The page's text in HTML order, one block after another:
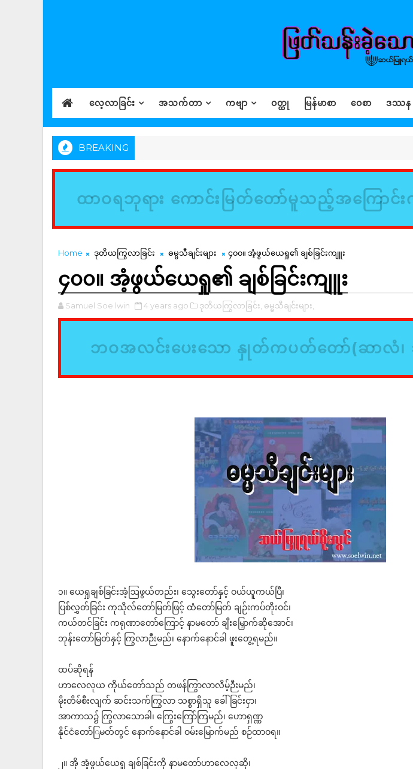
လေ့လာခြင်း အသက်တာ ကဗျာ ဝတ္ထု မြန်မာစာ ဝေစာ ဒဿန
BREAKING
ထာဝရဘုရား ကောင်းမြတ်တော်မူသည့်အကြောင်
Home ဒုတိယကြွလာခြင်း ဓမ္မသီချင်းများ ၄၀၀။ အံ့ဖွယ်ယေရှု၏ ချစ်ခြင်းကျူး
၄၀၀။ အံ့ဖွယ်ယေရှု၏ ချစ်ခြင်းကျူး
Samuel Soe lwin 4 years ago ဒုတိယကြွလာခြင်း, ဓမ္မသီချင်းများ,
ဘဝအလင်းပေးသော နှုတ်ကပတ်တော်(ဆာလံ၊
၁။ ယေရှုချစ်ခြင်းအံ့ဩဖွယ်တည်း၊ သွေးတော်နှင့် ဝယ်ယူကယ်ပြီ၊
ပြစ်လွှတ်ခြင်း ကုသိုလ်တော်မြတ်ဖြင့် ထံတော်မြတ် ချဉ်းကပ်တိုးဝင်၊
ကယ်တင်ခြင်း ကရုဏာတော်ကြောင့် နာမတော် ချီးမြှောက်ဆိုအောင်၊
ဘုန်းတော်မြတ်နှင့် ကြွလာဉီးမည်၊ နောက်နောင်ခါ ဖူးတွေ့ရမည်။
ထပ်ဆိုရန်
ဟာလေလုယ ကိုယ်တော်သည် တဖန်ကြွာလာလိမ့်ဉီးမည်၊
မိုးတိမ်စီးလျက် ဆင်းသက်ကြွလာ သစ္စာရှိသူ ခေါ်ခြင်းငှာ၊
အာကာသ၌ ကြွလာသောခါ၊ ကြွေးကြော်ကြမည်၊ ဟောရှဏ္ဏ
နိုင်ငံတော်ြမတ်တွင် နောက်နောင်ခါ ဝမ်းမြောက်မည် စဉ်ထာဝရ။
၂။ အို အံ့ဖွယ်ယေရှု ချစ်ခြင်းကို နာမတော်ဟာလေလုဆို၊